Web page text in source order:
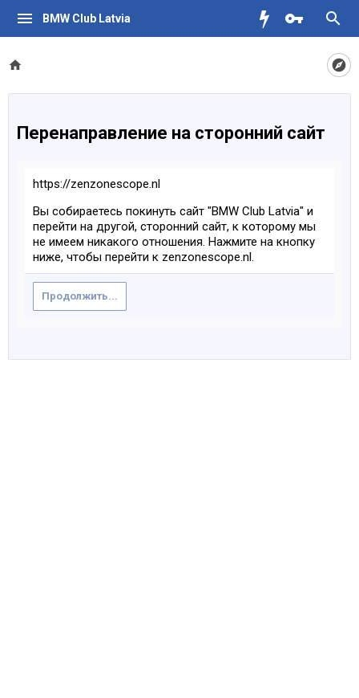
BMW Club Latvia
Перенаправление на сторонний сайт
https://zenzonescope.nl
Вы собираетесь покинуть сайт "BMW Club Latvia" и
перейти на другой, сторонний сайт, к которому мы
не имеем никакого отношения. Нажмите на кнопку
ниже, чтобы перейти к zenzonescope.nl.
Продолжить...